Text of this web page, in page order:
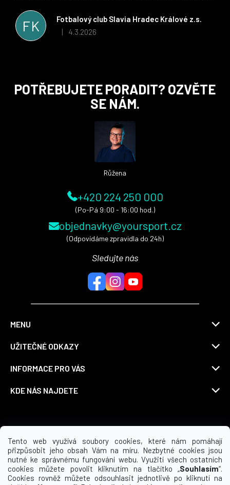
Tento web využívá soubory cookies, které nám pomáhají
přizpůsobit jeho obsah Vám na míru. Nezbytné cookies jsou
nutné ke správnému fungování webu. Využití všech ostatních
cookies můžete povolit kliknutím na tlačítko „Souhlasím“.
Cookies rovněž můžete odsouhlasit jednotlivě po kliknutí na
FK
Fotbalový club Slavia Hradec Králové z.s.
Hodnocení obchodu je 5 z 5 hvězdiček.
| 4.3.2026
stran. Věříme, že v tomto duchu bude spolupráce pokračovat
i nadále, nyní už začínáme řešit i první sady dresů ;)
POTŘEBUJETE PORADIT? OZVĚTE
SE NÁM.
Růžena
+420 224 250 000
(Po-Pá 9:00 - 16:00 hod.)
objednavky@yoursport.cz
(Odpovídáme zpravidla do 24h)
Sledujte nás
MENU
UŽITEČNÉ ODKAZY
INFORMACE PRO VÁS
KDE NÁS NAJDETE
Možnosti dopravy